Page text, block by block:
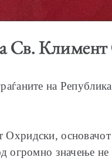
Св.
на
огромно значење